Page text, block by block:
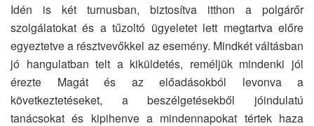
Idén is két turnusban, biztosítva itthon a polgárőr
szolgálatokat és a tűzoltó ügyeletet lett megtartva előre
egyeztetve a résztvevőkkel az esemény. Mindkét váltásban
jó hangulatban telt a kiküldetés, reméljük mindenki jól
érezte Magát és az előadásokból levonva a
következtetéseket, a beszélgetésekből jóindulatú
tanácsokat és kipihenve a mindennapokat tértek haza